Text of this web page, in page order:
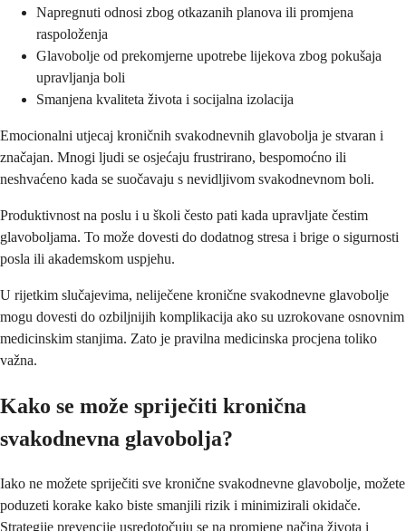
Napregnuti odnosi zbog otkazanih planova ili promjena
raspoloženja
Glavobolje od prekomjerne upotrebe lijekova zbog pokušaja
upravljanja boli
Smanjena kvaliteta života i socijalna izolacija
Emocionalni utjecaj kroničnih svakodnevnih glavobolja je stvaran i
značajan. Mnogi ljudi se osjećaju frustrirano, bespomoćno ili
neshvaćeno kada se suočavaju s nevidljivom svakodnevnom boli.
Produktivnost na poslu i u školi često pati kada upravljate čestim
glavoboljama. To može dovesti do dodatnog stresa i brige o sigurnosti
posla ili akademskom uspjehu.
U rijetkim slučajevima, neliječene kronične svakodnevne glavobolje
mogu dovesti do ozbiljnijih komplikacija ako su uzrokovane osnovnim
medicinskim stanjima. Zato je pravilna medicinska procjena toliko
važna.
Kako se može spriječiti kronična
svakodnevna glavobolja?
Iako ne možete spriječiti sve kronične svakodnevne glavobolje, možete
poduzeti korake kako biste smanjili rizik i minimizirali okidače.
Strategije prevencije usredotočuju se na promjene načina života i